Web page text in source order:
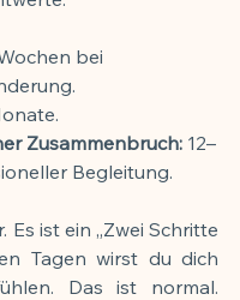
bei
Zusammenbruch: 12–
Begleitung.
Es ist ein „Zwei Schritte
Tagen wirst du dich
Das ist normal.